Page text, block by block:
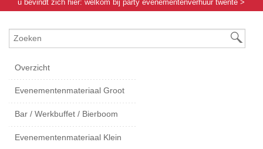
u bevindt zich hier: welkom bij party evenementenverhuur twente >
gas - 35 x 55[cm]
Overzicht
Evenementenmateriaal Groot
Bar / Werkbuffet / Bierboom
Evenementenmateriaal Klein